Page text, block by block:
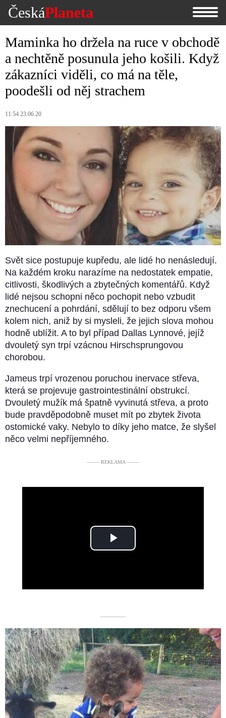
ČeskáPlaneta
Maminka ho držela na ruce v obchodě
a nechtěně posunula jeho košili. Když
zákazníci viděli, co má na těle,
poodešli od něj strachem
11:54 23.06.20
Svět sice postupuje kupředu, ale lidé ho nenásledují.
Na každém kroku narazíme na nedostatek empatie,
citlivosti, škodlivých a zbytečných komentářů. Když
lidé nejsou schopni něco pochopit nebo vzbudit
znechucení a pohrdání, sdělují to bez odporu všem
kolem nich, aniž by si mysleli, že jejich slova mohou
hodně ublížit. A to byl případ Dallas Lynnové, jejíž
dvouletý syn trpí vzácnou Hirschsprungovou
chorobou.
Jameus trpí vrozenou poruchou inervace střeva,
která se projevuje gastrointestinální obstrukcí.
Dvouletý mužík má špatně vyvinutá střeva, a proto
bude pravděpodobně muset mít po zbytek života
ostomické vaky. Nebylo to díky jeho matce, že slyšel
něco velmi nepříjemného.
––––– REKLAMA –––––
Play
––––––––––